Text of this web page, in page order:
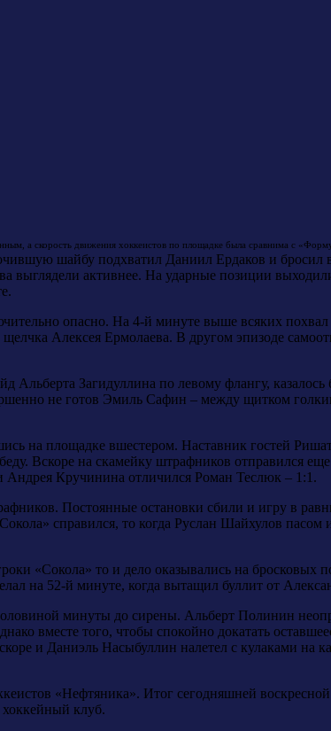
а скорость движения хоккеистов по площадке была сравнима с
шайбу подхватил Даниил Ердаков и бросил
выглядели активнее. На ударные позиции
опасно. На 4-й минуте выше всяких
Алексея Ермолаева. В другом эпизоде
Альберта Загидуллина по левому флангу,
не готов Эмиль Сафин – между щитком
на площадке вшестером. Наставник гостей
Вскоре на скамейку штрафников отправился
Андрея Кручинина отличился Роман Теслюк – 1:1.
Постоянные остановки сбили и игру в
справился, то когда Руслан Шайхулов пасом
«Сокола» то и дело оказывались на бросковых
на 52-й минуте, когда вытащил буллит от
минуты до сирены. Альберт Полинин
вместе того, чтобы спокойно докатать
и Даниэль Насыбуллин налетел с кулаками на
«Нефтяника». Итог сегодняшней
клуб.